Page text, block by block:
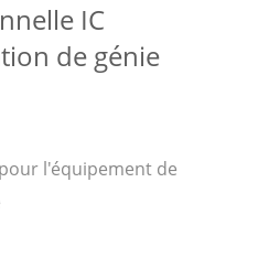
IC
de génie
l'équipement de